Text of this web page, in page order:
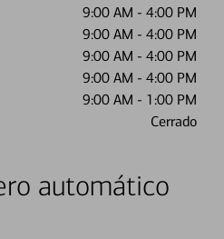
9:00 AM - 4:00 PM
9:00 AM - 4:00 PM
9:00 AM - 4:00 PM
9:00 AM - 4:00 PM
9:00 AM - 1:00 PM
Cerrado
automático